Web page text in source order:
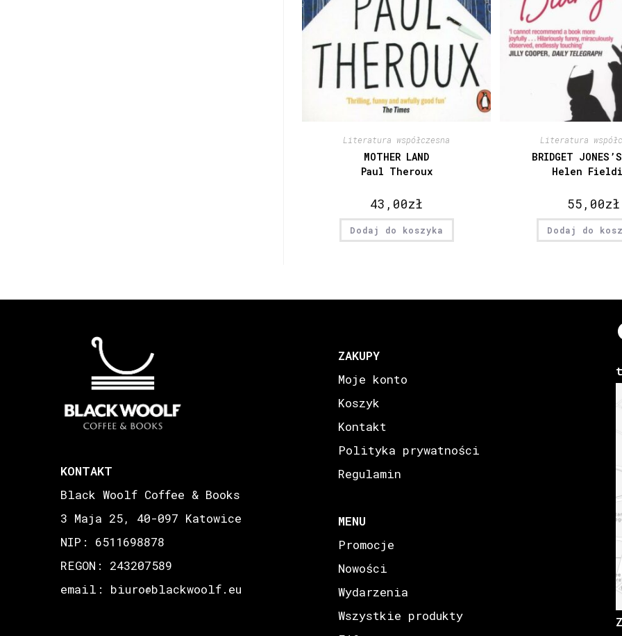
Literatura współczesna
MOTHER LAND
Paul Theroux
43,00zł
Dodaj do koszyka
Literatura
BRIDGET
Helen
55,00zł
Dodaj do
KONTAKT
Black Woolf Coffee & Books
3 Maja 25, 40-097 Katowice
NIP: 6511698878
REGON: 243207589
email: biuro@blackwoolf.eu
ZAKUPY
Moje konto
Koszyk
Kontakt
Polityka prywatności
Regulamin
MENU
Promocje
Nowości
Wydarzenia
Wszystkie produkty